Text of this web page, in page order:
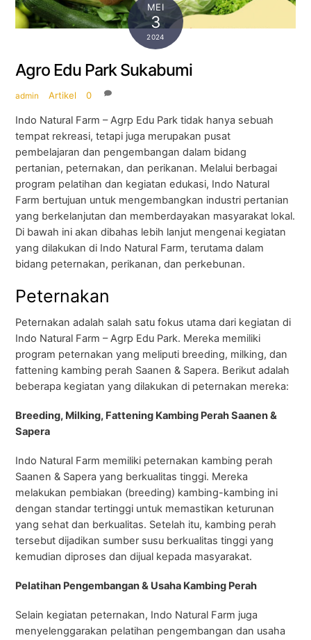
MEI
3
2024
Agro Edu Park Sukabumi
admin Artikel 0
Indo Natural Farm – Agrp Edu Park tidak hanya sebuah
tempat rekreasi, tetapi juga merupakan pusat
pembelajaran dan pengembangan dalam bidang
pertanian, peternakan, dan perikanan. Melalui berbagai
program pelatihan dan kegiatan edukasi, Indo Natural
Farm bertujuan untuk mengembangkan industri pertanian
yang berkelanjutan dan memberdayakan masyarakat lokal.
Di bawah ini akan dibahas lebih lanjut mengenai kegiatan
yang dilakukan di Indo Natural Farm, terutama dalam
bidang peternakan, perikanan, dan perkebunan.
Peternakan
Peternakan adalah salah satu fokus utama dari kegiatan di
Indo Natural Farm – Agrp Edu Park. Mereka memiliki
program peternakan yang meliputi breeding, milking, dan
fattening kambing perah Saanen & Sapera. Berikut adalah
beberapa kegiatan yang dilakukan di peternakan mereka:
Breeding, Milking, Fattening Kambing Perah Saanen &
Sapera
Indo Natural Farm memiliki peternakan kambing perah
Saanen & Sapera yang berkualitas tinggi. Mereka
melakukan pembiakan (breeding) kambing-kambing ini
dengan standar tertinggi untuk memastikan keturunan
yang sehat dan berkualitas. Setelah itu, kambing perah
tersebut dijadikan sumber susu berkualitas tinggi yang
kemudian diproses dan dijual kepada masyarakat.
Pelatihan Pengembangan & Usaha Kambing Perah
Selain kegiatan peternakan, Indo Natural Farm juga
menyelenggarakan pelatihan pengembangan dan usaha